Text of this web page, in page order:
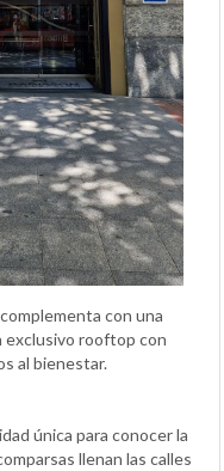
con una
exclusivo rooftop con
al bienestar.
única para conocer la
llenan las calles